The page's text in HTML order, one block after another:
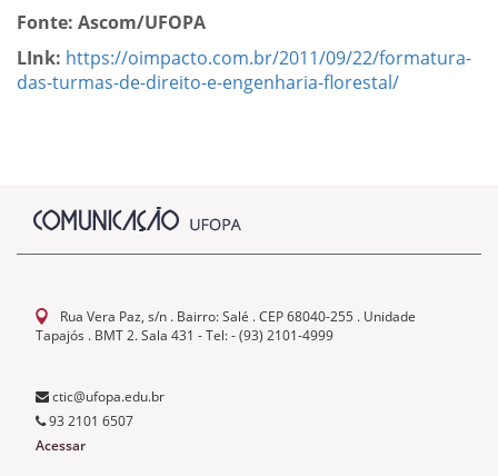
Fonte: Ascom/UFOPA
LInk: https://oimpacto.com.br/2011/09/22/formatura-
das-turmas-de-direito-e-engenharia-florestal/
Rua Vera Paz, s/n . Bairro: Salé . CEP 68040-255 . Unidade
Tapajós . BMT 2. Sala 431 - Tel: - (93) 2101-4999
ctic@ufopa.edu.br
93 2101 6507
Acessar